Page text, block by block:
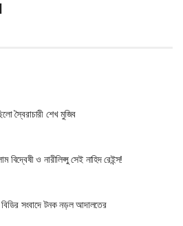
স্বৈরাচারী শেখ মুজিব
ও নারীলিপ্সু সেই নাহিদ রেইন্স!
বিডির সংবাদে টনক নড়ল আদালতের